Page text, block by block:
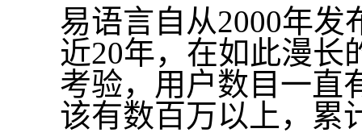
易语言自从2000年发
近20年，在如此漫长
考验，用户数目一直
该有数百万以上，累